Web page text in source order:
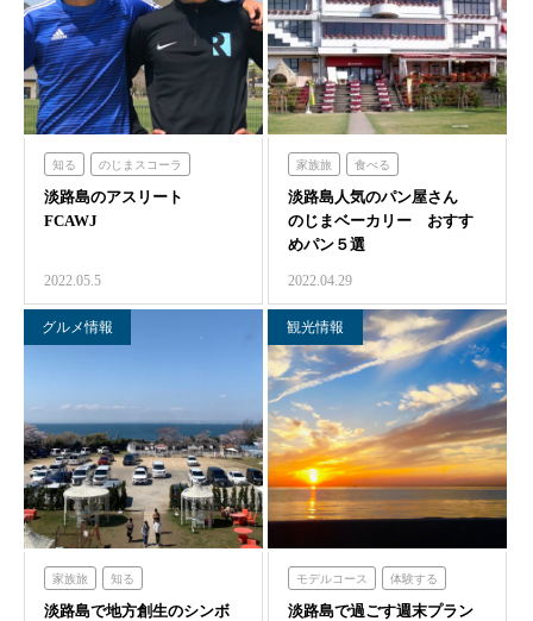
知る のじまスコーラ
シェフガーデン
淡路島のアスリート
FCAWJ
2022.05.5
家族旅 食べる
のじまスコーラ
淡路島人気のパン屋さん
のじまベーカリー おすす
めパン５選
2022.04.29
グルメ情報
家族旅 知る
のじまスコーラ
淡路島で地方創生のシンボ
観光情報
モデルコース 体験する
青の舎 のじまスコーラ
淡路島で過ごす週末プラン